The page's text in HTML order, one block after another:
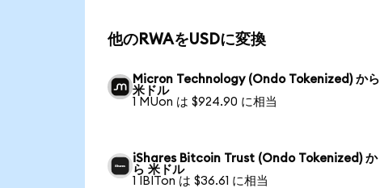
他のRWAをUSDに変換
Micron Technology (Ondo Tokenized) から
米ドル
1 MUon は $924.90 に相当
iShares Bitcoin Trust (Ondo Tokenized) か
ら 米ドル
1 IBITon は $36.61 に相当